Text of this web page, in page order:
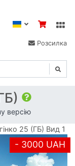
Розсилка
версію
25 (ГБ) Вид 1
- 3000 UAH